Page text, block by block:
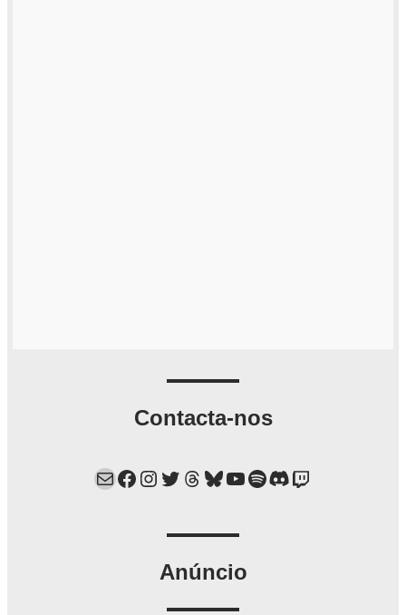
Contacta-nos
Mail Facebook Instagram Twitter Threads Bluesky YouTube Spotify Discord Twitch
Anúncio